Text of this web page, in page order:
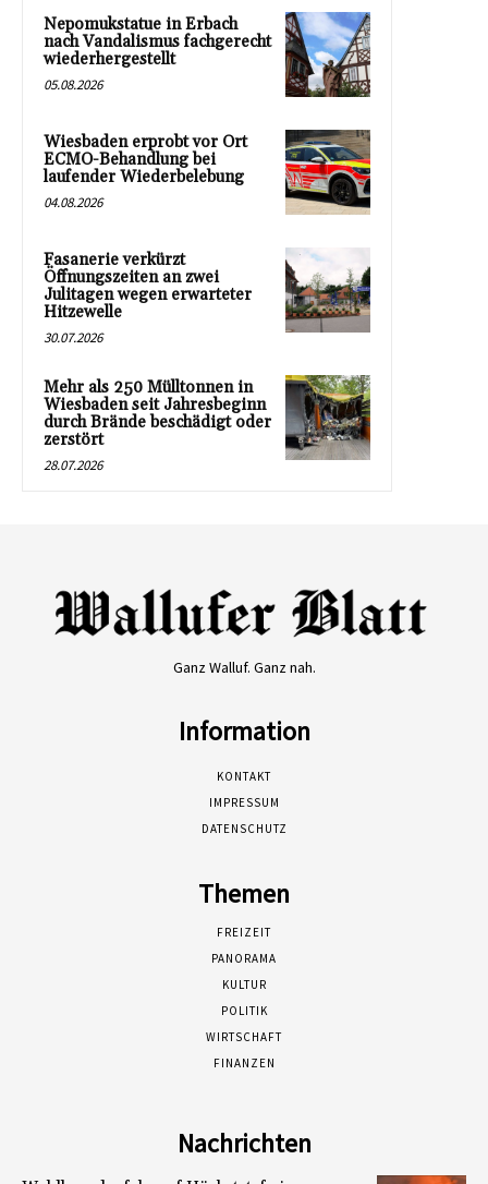
Nepomukstatue in Erbach
nach Vandalismus fachgerecht
wiederhergestellt
05.08.2026
Wiesbaden erprobt vor Ort
ECMO-Behandlung bei
laufender Wiederbelebung
04.08.2026
Fasanerie verkürzt
Öffnungszeiten an zwei
Julitagen wegen erwarteter
Hitzewelle
30.07.2026
Mehr als 250 Mülltonnen in
Wiesbaden seit Jahresbeginn
durch Brände beschädigt oder
zerstört
28.07.2026
Ganz Walluf. Ganz nah.
Information
KONTAKT
IMPRESSUM
DATENSCHUTZ
Themen
FREIZEIT
PANORAMA
KULTUR
POLITIK
WIRTSCHAFT
FINANZEN
Nachrichten